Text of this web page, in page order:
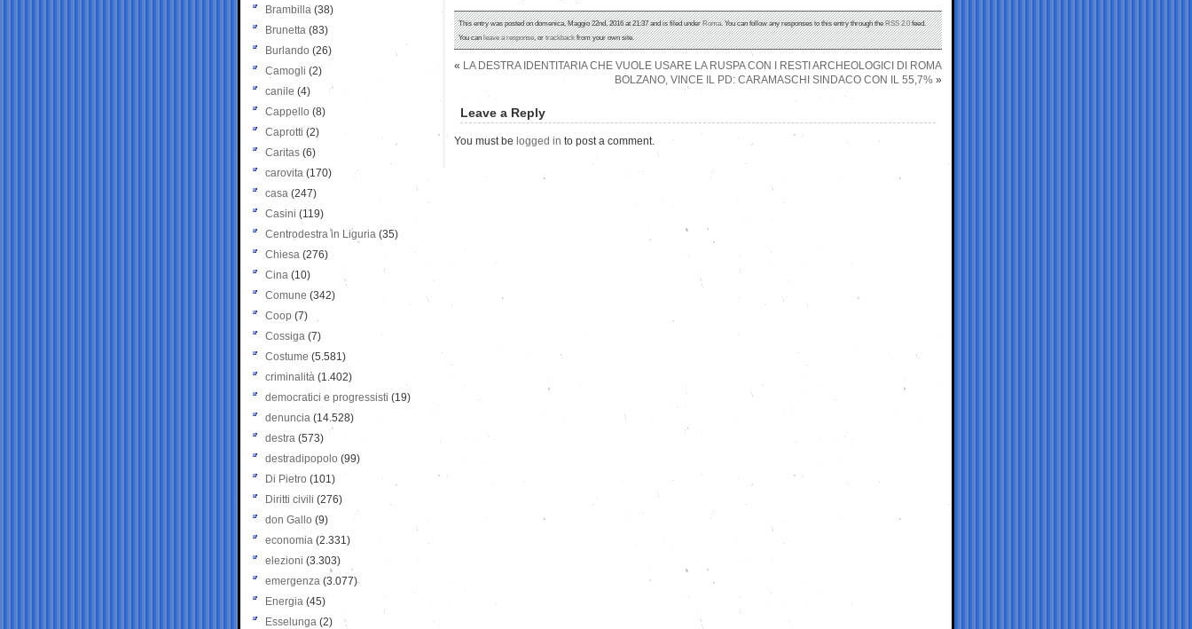
This entry was posted on domenica, Maggio 22nd, 2016 at 21:37 and is filed underRoma. You can follow any responses to this entry through theRSS 2.0feed.
You canleave a response, ortrackbackfrom your own site.
« LA DESTRA IDENTITARIA CHE VUOLE USARE LA RUSPA CON I RESTI ARCHEOLOGICI DI ROMA
BOLZANO, VINCE IL PD: CARAMASCHI SINDACO CON IL 55,7% »
Leave a Reply
You must be logged in to post a comment.
Brambilla (38)
Brunetta (83)
Burlando (26)
Camogli (2)
canile (4)
Cappello (8)
Caprotti (2)
Caritas (6)
carovita (170)
casa (247)
Casini (119)
Centrodestra in Liguria (35)
Chiesa (276)
Cina (10)
Comune (342)
Coop (7)
Cossiga (7)
Costume (5.581)
criminalità (1.402)
democratici e progressisti (19)
denuncia (14.528)
destra (573)
destradipopolo (99)
Di Pietro (101)
Diritti civili (276)
don Gallo (9)
economia (2.331)
elezioni (3.303)
emergenza (3.077)
Energia (45)
Esselunga (2)